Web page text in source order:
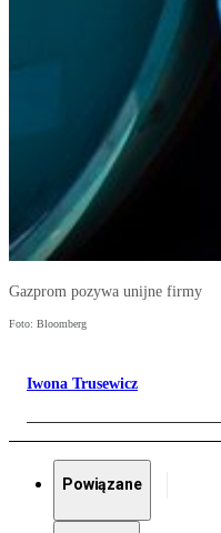
Gazprom pozywa unijne firmy
Foto: Bloomberg
Iwona Trusewicz
Powiązane